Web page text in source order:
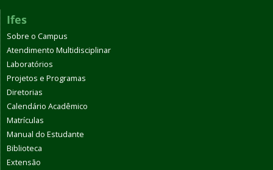
Ifes
Sobre o Campus
Atendimento Multidisciplinar
Laboratórios
Projetos e Programas
Diretorias
Calendário Acadêmico
Matrículas
Manual do Estudante
Biblioteca
Extensão